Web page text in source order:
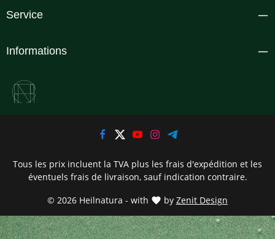
Service
Informations
© 2026 Heilnatura - with by Zenit Design
Tous les prix incluent la TVA plus les frais d'expédition et les
éventuels frais de livraison, sauf indication contraire.